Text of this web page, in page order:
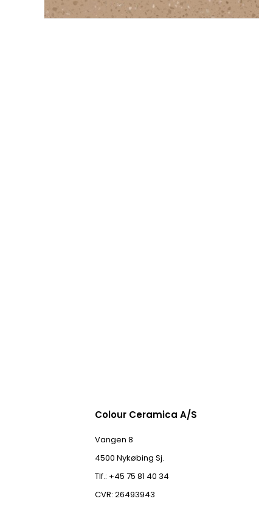
Colour Ceramica A/S
Vangen 8
4500 Nykøbing Sj.
Tlf.: +45 75 81 40 34
CVR: 26493943